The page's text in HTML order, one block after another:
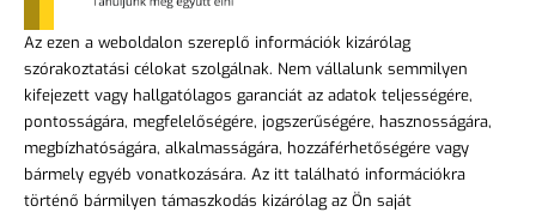
Az ezen a weboldalon szereplő információk kizárólag
szórakoztatási célokat szolgálnak. Nem vállalunk semmilyen
kifejezett vagy hallgatólagos garanciát az adatok teljességére,
pontosságára, megfelelőségére, jogszerűségére, hasznosságára,
megbízhatóságára, alkalmasságára, hozzáférhetőségére vagy
bármely egyéb vonatkozására. Az itt található információkra
történő bármilyen támaszkodás kizárólag az Ön saját